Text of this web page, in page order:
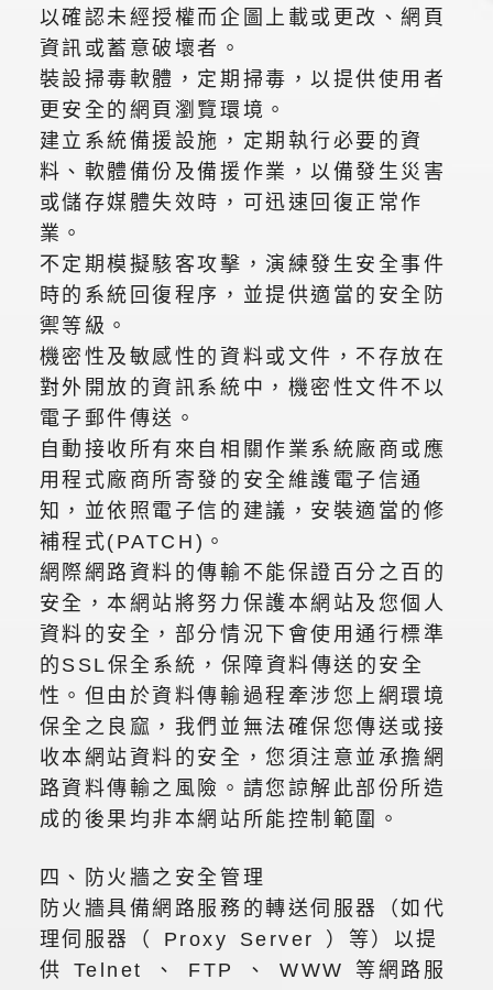
以確認未經授權而企圖上載或更改、網頁
資訊或蓄意破壞者。
裝設掃毒軟體，定期掃毒，以提供使用者
更安全的網頁瀏覽環境。
建立系統備援設施，定期執行必要的資
料、軟體備份及備援作業，以備發生災害
或儲存媒體失效時，可迅速回復正常作
業。
不定期模擬駭客攻擊，演練發生安全事件
時的系統回復程序，並提供適當的安全防
禦等級。
機密性及敏感性的資料或文件，不存放在
對外開放的資訊系統中，機密性文件不以
電子郵件傳送。
自動接收所有來自相關作業系統廠商或應
用程式廠商所寄發的安全維護電子信通
知，並依照電子信的建議，安裝適當的修
補程式(PATCH)。
網際網路資料的傳輸不能保證百分之百的
安全，本網站將努力保護本網站及您個人
資料的安全，部分情況下會使用通行標準
的SSL保全系統，保障資料傳送的安全
性。但由於資料傳輸過程牽涉您上網環境
保全之良窳，我們並無法確保您傳送或接
收本網站資料的安全，您須注意並承擔網
路資料傳輸之風險。請您諒解此部份所造
成的後果均非本網站所能控制範圍。
四、防火牆之安全管理
防火牆具備網路服務的轉送伺服器（如代
理伺服器（ Proxy Server ）等）以提
供 Telnet 、 FTP 、 WWW 等網路服